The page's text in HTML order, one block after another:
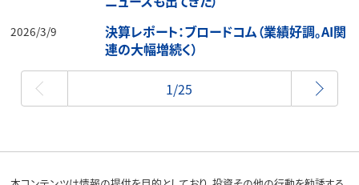
2026/3/9
決算レポート：ブロードコム（業績好調。AI関
連の大幅増続く）
最初
1/25